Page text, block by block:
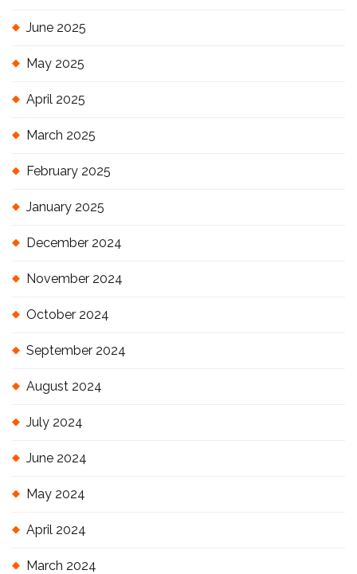
June 2025
May 2025
April 2025
March 2025
February 2025
January 2025
December 2024
November 2024
October 2024
September 2024
August 2024
July 2024
June 2024
May 2024
April 2024
March 2024